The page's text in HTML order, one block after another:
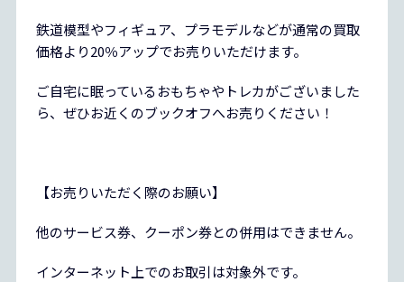
鉄道模型やフィギュア、プラモデルなどが通常の買取
価格より20％アップでお売りいただけます。
ご自宅に眠っているおもちゃやトレカがございました
ら、ぜひお近くのブックオフへお売りください！
【お売りいただく際のお願い】
他のサービス券、クーポン券との併用はできません。
インターネット上でのお取引は対象外です。